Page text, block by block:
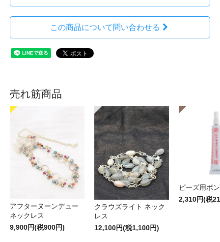
この商品について問い合わせる
売れ筋商品
アフターヌーンデュー
ネックレス
9,900円(税900円)
クラウズライト ネック
レス
12,100円(税1,100円)
ビーズ用ボ
2,310円(税